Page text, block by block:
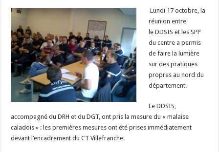
Lundi 17 octobre, la
réunion entre
le DDSIS et les SPP
du centre a permis
de faire la lumière
sur des pratiques
propres au nord du
département.
Le DDSIS,
accompagné du DRH et du DGT, ont pris la mesure du « malaise
caladois » : les premières mesures ont été prises immédiatement
devant l’encadrement du CT Villefranche.